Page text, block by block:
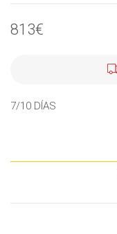
813€
7/10 DÍAS